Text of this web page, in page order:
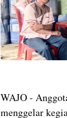
WAJO -
menggelar